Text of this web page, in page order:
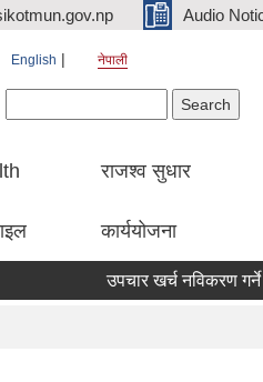
Audio
English नेपाली
राजश्व सुधार
कार्ययोजना
उपचार खर्च नविकरण गर्ने